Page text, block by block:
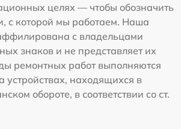
целях — чтобы обозначить
с которой мы работаем. Наша
с владельцами
знаков и не представляет их
ремонтных работ выполняются
устройствах, находящихся в
обороте, в соответствии со ст.